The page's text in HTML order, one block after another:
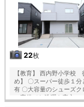
22枚
【教育】 西内野小学校 徒歩６分 内野中学校 徒歩２４分 【おすす
め】 〇スーパー徒歩１分と買い物に便利 〇
有 〇大容量のシューズクロークやＷＩＣ完備 〇２階ホールにホスクリー
ン完備でお洗濯も安心